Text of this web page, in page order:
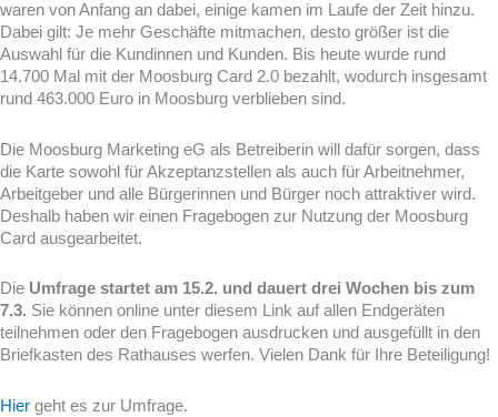
waren von Anfang an dabei, einige kamen im Laufe der Zeit hinzu.
Dabei gilt: Je mehr Geschäfte mitmachen, desto größer ist die
Auswahl für die Kundinnen und Kunden. Bis heute wurde rund
14.700 Mal mit der Moosburg Card 2.0 bezahlt, wodurch insgesamt
rund 463.000 Euro in Moosburg verblieben sind.
Die Moosburg Marketing eG als Betreiberin will dafür sorgen, dass
die Karte sowohl für Akzeptanzstellen als auch für Arbeitnehmer,
Arbeitgeber und alle Bürgerinnen und Bürger noch attraktiver wird.
Deshalb haben wir einen Fragebogen zur Nutzung der Moosburg
Card ausgearbeitet.
Die Umfrage startet am 15.2. und dauert drei Wochen bis zum
7.3. Sie können online unter diesem Link auf allen Endgeräten
teilnehmen oder den Fragebogen ausdrucken und ausgefüllt in den
Briefkasten des Rathauses werfen. Vielen Dank für Ihre Beteiligung!
Hier geht es zur Umfrage.